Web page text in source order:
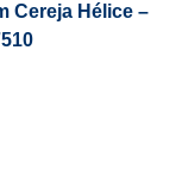
Cereja Hélice –